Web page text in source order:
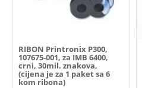
RIBON Printronix P300,
107675-001, za IMB 6400,
crni, 30mil. znakova,
(cijena je za 1 paket sa 6
kom ribona)